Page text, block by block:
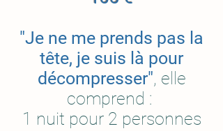
"Je ne me prends pas la
tête, je suis là pour
décompresser", elle
comprend :
1 nuit pour 2 personnes